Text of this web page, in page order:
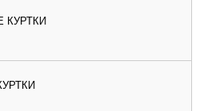
КУРТКИ